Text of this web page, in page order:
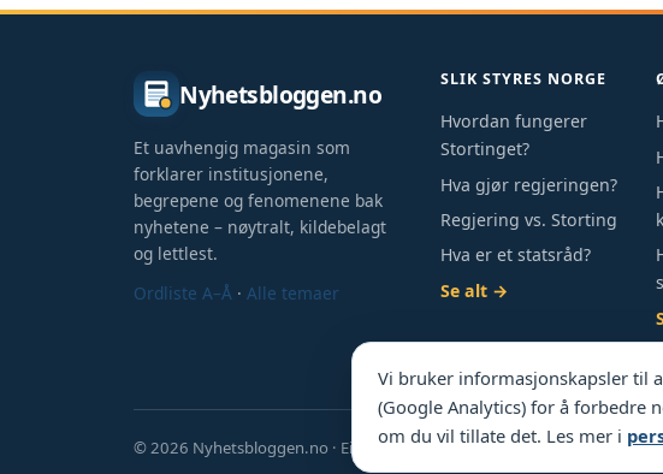
Nyhetsbloggen.no
Et uavhengig magasin som
forklarer institusjonene,
begrepene og fenomenene bak
nyhetene – nøytralt, kildebelagt
og lettlest.
Ordliste A–Å ·Alle temaer
SLIK STYRES NORGE
Hvordan fungerer
Stortinget?
Hva gjør regjeringen?
Regjering vs. Storting
Hva er et statsråd?
Se alt →
© 2026 Nyhetsbloggen.no · Eies av Nordic Webinvest Ltd. · Ansvarlig
Vi bruker informasjonskapsler til
(Google Analytics) for å forbedre
om du vil tillate det. Les mer i